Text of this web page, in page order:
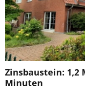
Zinsbaustein: 1,2
Minuten